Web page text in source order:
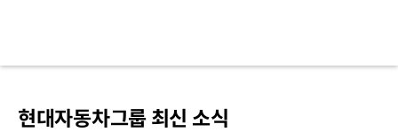
현대자동차그룹 최신 소식